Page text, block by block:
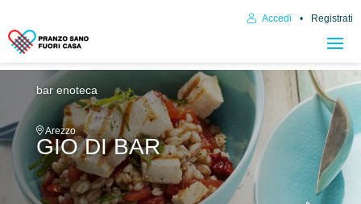
Accedi Registrati
bar enoteca
Arezzo
GIO DI BAR